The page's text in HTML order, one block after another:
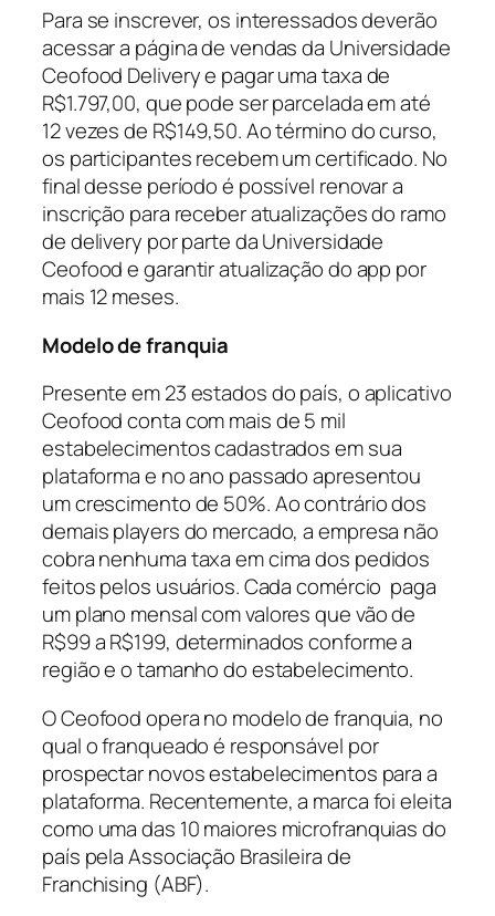
Para se inscrever, os interessados deverão
acessar a página de vendas da Universidade
Ceofood Delivery e pagar uma taxa de
R$1.797,00, que pode ser parcelada em até
12 vezes de R$149,50. Ao término do curso,
os participantes recebem um certificado. No
final desse período é possível renovar a
inscrição para receber atualizações do ramo
de delivery por parte da Universidade
Ceofood e garantir atualização do app por
mais 12 meses.
Modelo de franquia
Presente em 23 estados do país, o aplicativo
Ceofood conta com mais de 5 mil
estabelecimentos cadastrados em sua
plataforma e no ano passado apresentou
um crescimento de 50%. Ao contrário dos
demais players do mercado, a empresa não
cobra nenhuma taxa em cima dos pedidos
feitos pelos usuários. Cada comércio paga
um plano mensal com valores que vão de
R$99 a R$199, determinados conforme a
região e o tamanho do estabelecimento.
O Ceofood opera no modelo de franquia, no
qual o franqueado é responsável por
prospectar novos estabelecimentos para a
plataforma. Recentemente, a marca foi eleita
como uma das 10 maiores microfranquias do
país pela Associação Brasileira de
Franchising (ABF).